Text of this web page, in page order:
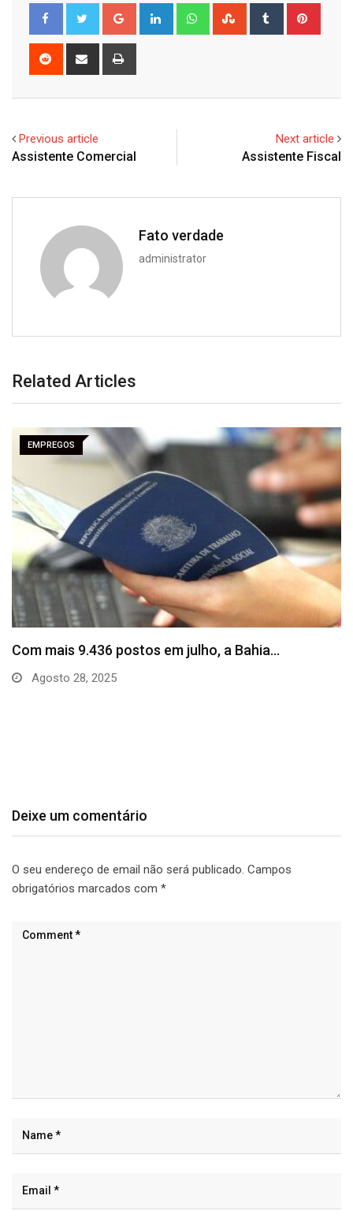
Google+ LinkedIn WhatsappStumbleUpon
Tumblr
Reddit
Share
Previous article
Assistente Comercial
Next article
Assistente Fiscal
Fato verdade
administrator
Related Articles
EMPREGOS
Deixe um comentário
O seu endereço de email não será publicado. Campos
obrigatórios marcados com *